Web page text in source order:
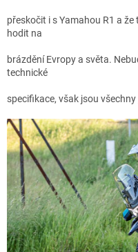
přeskočit i s Yamahou R1 a
hodit na
brázdění Evropy a světa.
technické
specifikace, však jsou všechny